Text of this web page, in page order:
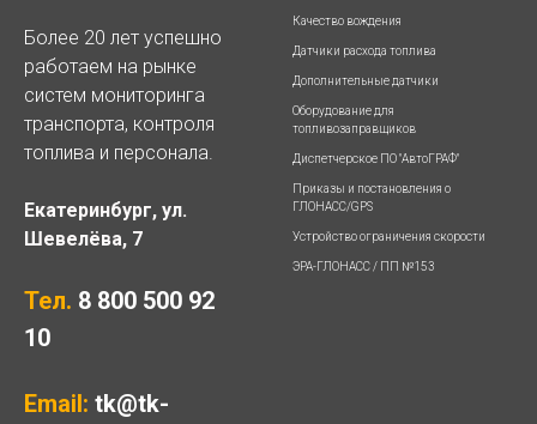
Более 20 лет успешно
работаем на рынке
систем мониторинга
транспорта, контроля
топлива и персонала.
Екатеринбург, ул.
Шевелёва, 7
Тел. 8 800 500 92
10
Email: tk@tk-
Качество вождения
Датчики расхода топлива
Дополнительные датчики
Оборудование для
топливозаправщиков
Диспетчерское ПО "АвтоГРАФ"
Приказы и постановления о
ГЛОНАСС/GPS
Устройство ограничения скорости
ЭРА-ГЛОНАСС / ПП №153